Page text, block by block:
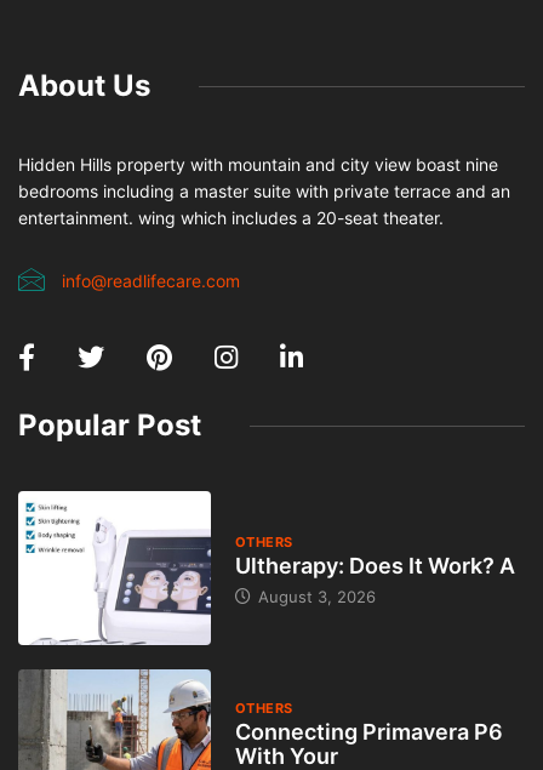
About Us
Hidden Hills property with mountain and city view boast nine
bedrooms including a master suite with private terrace and an
entertainment. wing which includes a 20-seat theater.
info@readlifecare.com
Popular Post
OTHERS
Ultherapy: Does It Work? A
August 3, 2026
OTHERS
Connecting Primavera P6
With Your